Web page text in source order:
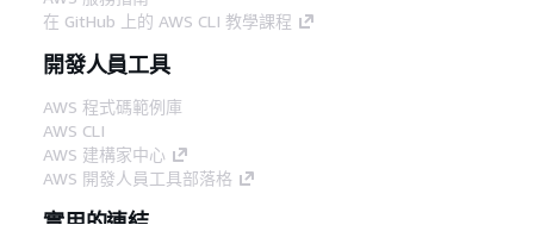
在 GitHub 上的 AWS CLI 教學課程
開發人員工具
AWS 程式碼範例庫
AWS CLI
AWS 建構家中心
AWS 開發人員工具部落格
實用的連結